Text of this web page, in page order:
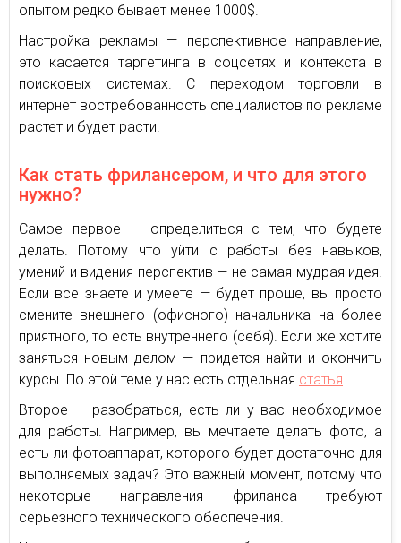
опытом редко бывает менее 1000$.
Настройка рекламы — перспективное направление,
это касается таргетинга в соцсетях и контекста в
поисковых системах. С переходом торговли в
интернет востребованность специалистов по рекламе
растет и будет расти.
Как стать фрилансером, и что для этого
нужно?
Самое первое — определиться с тем, что будете
делать. Потому что уйти с работы без навыков,
умений и видения перспектив — не самая мудрая идея.
Если все знаете и умеете — будет проще, вы просто
смените внешнего (офисного) начальника на более
приятного, то есть внутреннего (себя). Если же хотите
заняться новым делом — придется найти и окончить
курсы. По этой теме у нас есть отдельная статья
Второе — разобраться, есть ли у вас необходимое
для работы. Например, вы мечтаете делать фото, а
есть ли фотоаппарат, которого будет достаточно для
выполняемых задач? Это важный момент, потому что
некоторые направления фриланса требуют
серьезного технического обеспечения.